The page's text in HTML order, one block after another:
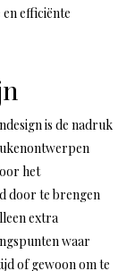
efficiënte
is de nadruk
het
door te brengen
extra
waar
of gewoon om te